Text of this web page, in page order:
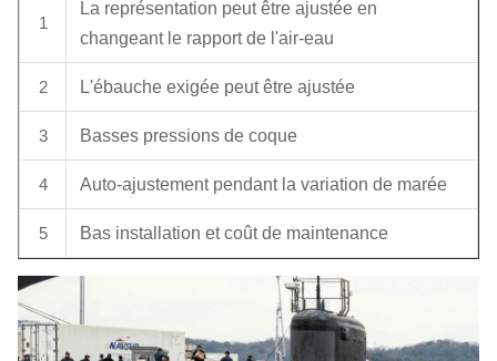
1
La représentation peut être ajustée en
changeant le rapport de l'air-eau
2 L'ébauche exigée peut être ajustée
3 Basses pressions de coque
4 Auto-ajustement pendant la variation de marée
5 Bas installation et coût de maintenance